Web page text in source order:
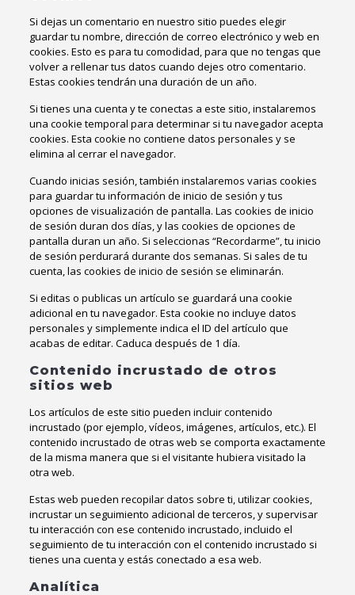
Si dejas un comentario en nuestro sitio puedes elegir
guardar tu nombre, dirección de correo electrónico y web en
cookies. Esto es para tu comodidad, para que no tengas que
volver a rellenar tus datos cuando dejes otro comentario.
Estas cookies tendrán una duración de un año.
Si tienes una cuenta y te conectas a este sitio, instalaremos
una cookie temporal para determinar si tu navegador acepta
cookies. Esta cookie no contiene datos personales y se
elimina al cerrar el navegador.
Cuando inicias sesión, también instalaremos varias cookies
para guardar tu información de inicio de sesión y tus
opciones de visualización de pantalla. Las cookies de inicio
de sesión duran dos días, y las cookies de opciones de
pantalla duran un año. Si seleccionas “Recordarme”, tu inicio
de sesión perdurará durante dos semanas. Si sales de tu
cuenta, las cookies de inicio de sesión se eliminarán.
Si editas o publicas un artículo se guardará una cookie
adicional en tu navegador. Esta cookie no incluye datos
personales y simplemente indica el ID del artículo que
acabas de editar. Caduca después de 1 día.
Contenido incrustado de otros
sitios web
Los artículos de este sitio pueden incluir contenido
incrustado (por ejemplo, vídeos, imágenes, artículos, etc.). El
contenido incrustado de otras web se comporta exactamente
de la misma manera que si el visitante hubiera visitado la
otra web.
Estas web pueden recopilar datos sobre ti, utilizar cookies,
incrustar un seguimiento adicional de terceros, y supervisar
tu interacción con ese contenido incrustado, incluido el
seguimiento de tu interacción con el contenido incrustado si
tienes una cuenta y estás conectado a esa web.
Analítica